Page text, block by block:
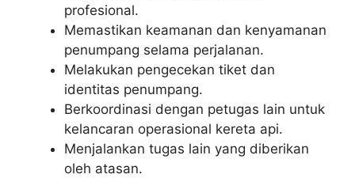
profesional.
Memastikan keamanan dan kenyamanan
penumpang selama perjalanan.
Melakukan pengecekan tiket dan
identitas penumpang.
Berkoordinasi dengan petugas lain untuk
kelancaran operasional kereta api.
Menjalankan tugas lain yang diberikan
oleh atasan.